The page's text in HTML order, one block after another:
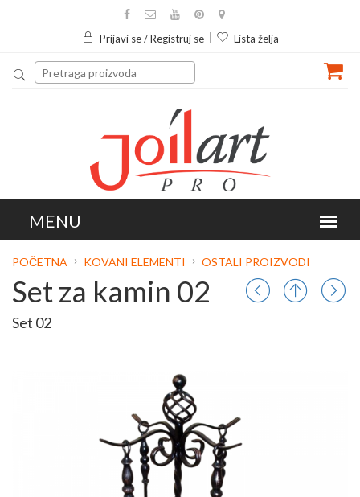
Prijavi se / Registruj se Lista želja
POČETNA KOVANI ELEMENTI OSTALI PROIZVODI
Set za kamin 02
Set 02